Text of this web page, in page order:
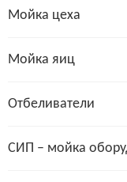
Мойка цеха
Мойка яиц
Отбеливатели
СИП – мойка